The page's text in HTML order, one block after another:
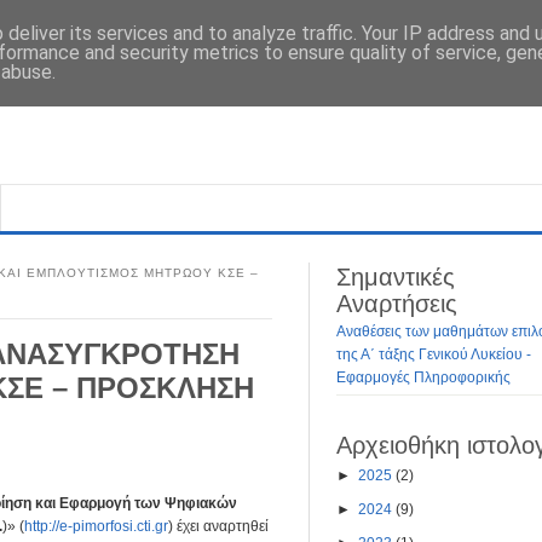
ΕΜΠΛΟΥΤΙΣΜΟΣ ΜΗΤΡΩΟΥ ΚΣΕ –
– ΠΡΟΣΚΛΗΣΗ
και Εφαρμογή των Ψηφιακών
)» (http://e-pimorfosi.cti.gr) έχει αναρτηθεί
Σημαντικές
Αναρτήσεις
Αναθέσεις των μαθημάτων
της Α΄ τάξης Γενικού Λυκείου -
Εφαρμογές Πληροφορικής
Αρχειοθήκη
► 2025 (2)
► 2024 (9)
its services and to analyze traffic. Your IP address and
and security metrics to ensure quality of service,